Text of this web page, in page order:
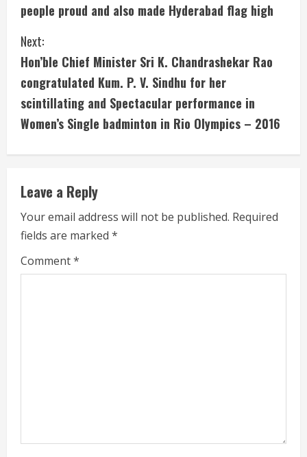
i
n
u
e
a
d
i
n
people proud and also made Hyderabad flag high
Next:
Hon’ble Chief Minister Sri K. Chandrashekar Rao
congratulated Kum. P. V. Sindhu for her
scintillating and Spectacular performance in
Women’s Single badminton in Rio Olympics – 2016
Leave a Reply
Your email address will not be published. Required
fields are marked *
Comment*